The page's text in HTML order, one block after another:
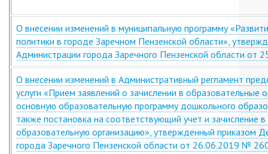
О внесении изменений в муниципальную программу
политики в городе Заречном Пензенской области»,
Администрации города Заречного Пензенской области
О внесении изменений в Административный регламент
услуги «Прием заявлений о зачислении в образовательные
основную образовательную программу дошкольного
также постановка на соответствующий учет и зачисление
образовательную организацию», утвержденный приказом
города Заречного Пензенской области от 26.06.2019 №